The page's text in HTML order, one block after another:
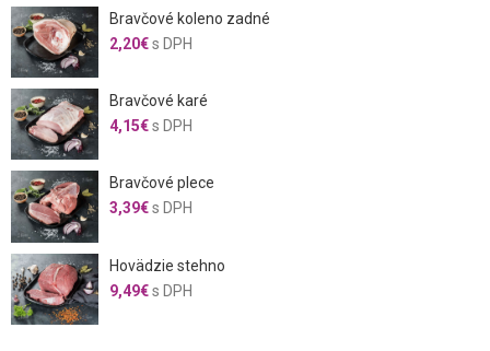
Bravčové koleno zadné
2,20€s DPH
Bravčové karé
4,15€s DPH
Bravčové plece
3,39€s DPH
Hovädzie stehno
9,49€s DPH